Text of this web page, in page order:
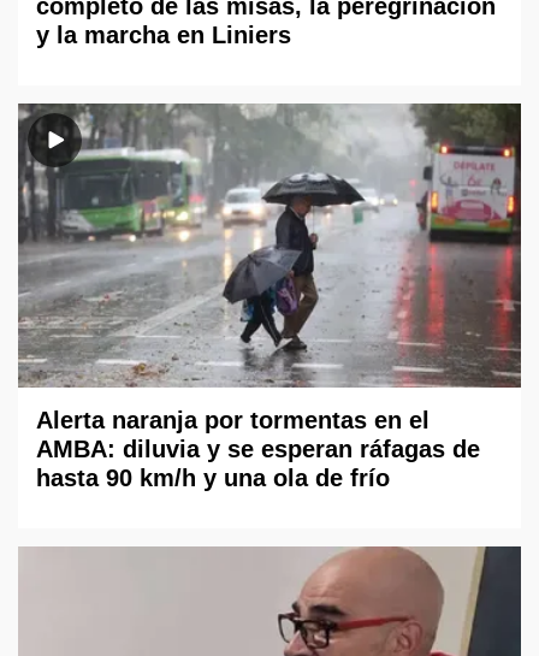
completo de las misas, la peregrinación
y la marcha en Liniers
Alerta naranja por tormentas en el
AMBA: diluvia y se esperan ráfagas de
hasta 90 km/h y una ola de frío